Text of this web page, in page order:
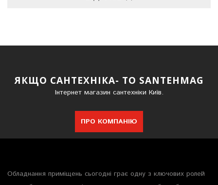
ЯКЩО САНТЕХНІКА- ТО SANTEHMAG
Інтернет магазин сантехніки Київ.
ПРО КОМПАНІЮ
Обладнання приміщень сьогодні грає одну з ключових ролей